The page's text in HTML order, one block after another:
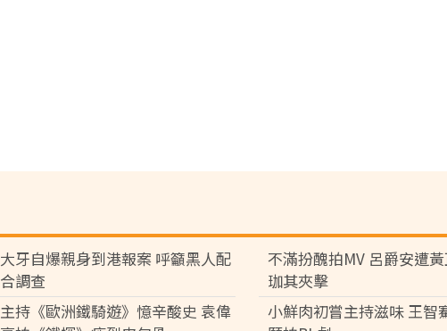
大牙自爆親身到港報案 呼籲黑人配
合調查
不滿扮醜拍MV 呂爵安遭
珈其夾擊
主持《歐洲鐵騎遊》憶辛酸史 袁偉
小鮮肉初嘗主持滋味 王智